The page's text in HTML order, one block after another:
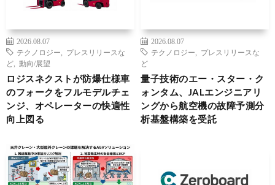
2026.08.07
テクノロジー
プレスリリースな
ど
動向/展望
ロジスネクストが防爆仕様車
のフォークをフルモデルチェ
ンジ、オペレーターの快適性
向上図る
2026.08.07
テクノロジー
プレスリリースな
ど
量子技術のエー・スター・ク
ォンタム、JALエンジニアリ
ングから航空機の故障予測分
析基盤構築を受託